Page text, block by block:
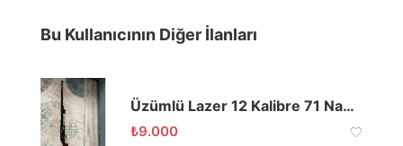
Bu Kullanıcının Diğer İlanları
Üzümlü Lazer 12 Kalibre 71 Namlu
₺9.000